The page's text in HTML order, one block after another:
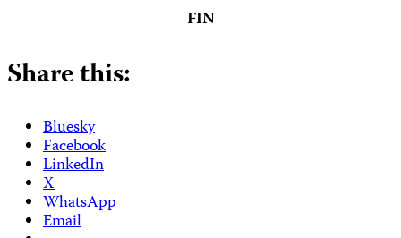
FIN
Share this:
Bluesky
Facebook
LinkedIn
X
WhatsApp
Email